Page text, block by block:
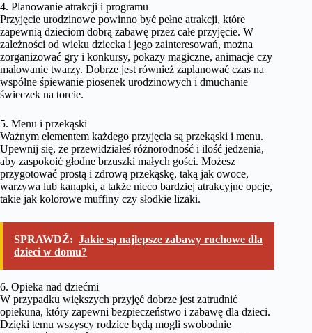
4. Planowanie atrakcji i programu
Przyjęcie urodzinowe powinno być pełne atrakcji, które
zapewnią dzieciom dobrą zabawę przez całe przyjęcie. W
zależności od wieku dziecka i jego zainteresowań, można
zorganizować gry i konkursy, pokazy magiczne, animacje czy
malowanie twarzy. Dobrze jest również zaplanować czas na
wspólne śpiewanie piosenek urodzinowych i dmuchanie
świeczek na torcie.
5. Menu i przekąski
Ważnym elementem każdego przyjęcia są przekąski i menu.
Upewnij się, że przewidziałeś różnorodność i ilość jedzenia,
aby zaspokoić głodne brzuszki małych gości. Możesz
przygotować prostą i zdrową przekąskę, taką jak owoce,
warzywa lub kanapki, a także nieco bardziej atrakcyjne opcje,
takie jak kolorowe muffiny czy słodkie lizaki.
SPRAWDŹ: Jakie są najlepsze zabawy ruchowe dla
dzieci w domu?
6. Opieka nad dziećmi
W przypadku większych przyjęć dobrze jest zatrudnić
opiekuna, który zapewni bezpieczeństwo i zabawę dla dzieci.
Dzięki temu wszyscy rodzice będą mogli swobodnie